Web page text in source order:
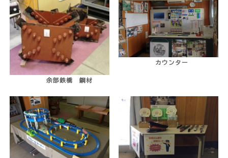
余部鉄橋 鋼材
カウンター